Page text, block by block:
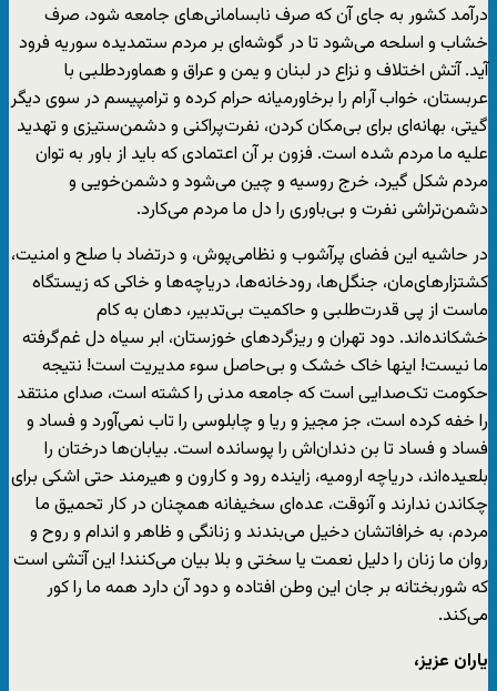
درآمد کشور به جای آن که صرف نابسامانی‌های جامعه شود، صرف
خشاب و اسلحه مى‌شود تا در گوشه‌ای بر مردم ستمدیده سوریه فرود
آید. آتش اختلاف و نزاع در لبنان و یمن و عراق و هماوردطلبى با
عربستان، خواب آرام را برخاورمیانه حرام کرده و ترامپیسم در سوى دیگر
گیتى، بهانه‌اى براى بی‌مکان کردن، نفرت‌پراکنى و دشمن‌ستیزى و تهدید
علیه ما مردم شده است. فزون بر آن اعتمادى که باید از باور به توان
مردم شکل گیرد، خرج روسیه و چین مى‌شود و دشمن‌خویى و
دشمن‌تراشى نفرت و بى‌باورى را دل ما مردم مى‌کارد.
در حاشیه این فضای پرآشوب و نظامی‌پوش، و درتضاد با صلح و امنیت،
کشتزارهای‌مان، جنگل‌ها، رودخانه‌ها، دریاچه‌ها و خاکى که زیستگاه
ماست از پی قدرت‌طلبی و حاکمیت بى‌تدبیر، دهان به کام
خشکانده‌اند. دود تهران و ریزگردهاى خوزستان، ابر سیاه دل غم‌گرفته
ما نیست! اینها خاک خشک و بى‌حاصل سوء مدیریت است! نتیجه
حکومت تک‌صدایى است که جامعه مدنى را کشته است، صداى منتقد
را خفه کرده است، جز مجیز و ریا و چابلوسى را تاب نمى‌آورد و فساد و
فساد و فساد تا بن دندان‌اش را پوسانده است. بیابان‌ها درختان را
بلعیده‌اند، دریاچه ارومیه، زاینده رود و کارون و هیرمند حتى اشکى براى
چکاندن ندارند و آنوقت، عده‌اى سخیفانه همچنان در کار تحمیق ما
مردم، به خرافاتشان دخیل مى‌بندند و زنانگى و ظاهر و اندام و روح و
روان ما زنان را دلیل نعمت یا سختى و بلا بیان مى‌کنند! این آتشى است
که شوربختانه بر جان این وطن افتاده و دود آن دارد همه ما را کور
مى‌کند.
یاران عزیز،